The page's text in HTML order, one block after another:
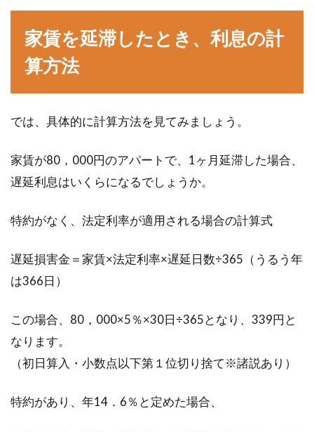
んか？部屋...
なかなか手がつけられず、「やっとできるのが
や貼る手順は？
すね。窓に...
鍵を部屋に取り付けたい！後付けで
家賃を延滞したとき、利息の計
算方法
では、具体的に計算方法を見てみましょう。
家賃が80，000円のアパートで、1ヶ月延滞した場合、
遅延利息はいくらになるでしょうか。
特約がなく、法定利率が適用される場合の計算式
遅延損害金＝家賃×法定利率×遅延日数÷365（うるう年
は366日）
この場合、80，000×5％×30日÷365となり、339円と
なります。
（初日算入・小数点以下第１位切り捨て※諸説あり）
特約があり、年14．6％と定めた場合、